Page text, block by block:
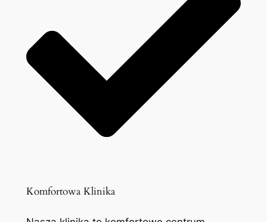
Komfortowa Klinika